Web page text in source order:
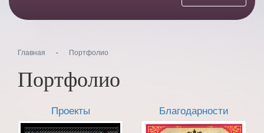
Главная - Портфолио
Портфолио
Проекты Благодарности